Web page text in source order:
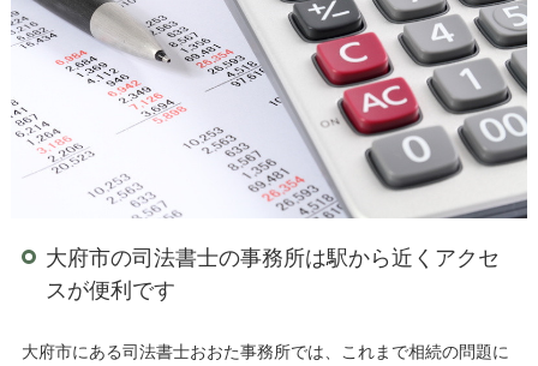
大府市の司法書士の事務所は駅から近くアクセ
スが便利です
大府市にある司法書士おおた事務所では、これまで相続の問題に